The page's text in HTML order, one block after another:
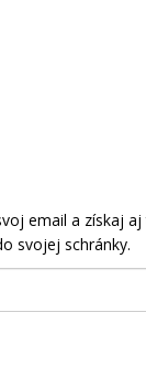
email a získaj
svojej schránky.